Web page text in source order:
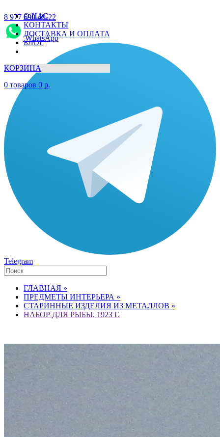
О НАС
КОНТАКТЫ
ДОСТАВКА И ОПЛАТА
БЛОГ
КОРЗИНА
0 товаров 0 р.
8 977 690-49-22
WhatsApp
Telegram
ГЛАВНАЯ »
ПРЕДМЕТЫ ИНТЕРЬЕРА »
СТАРИННЫЕ ИЗДЕЛИЯ ИЗ МЕТАЛЛОВ »
НАБОР ДЛЯ РЫБЫ, 1923 Г.